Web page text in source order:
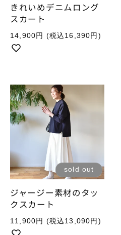
きれいめデニムロング
スカート
通
常
価
14,900円 (税込16,390円)
sold out
ジャージー素材のタッ
クスカート
通
常
11,900円 (税込13,090円)